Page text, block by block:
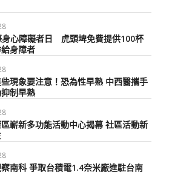
身心障礙者日 虎頭埤免費提供100杯
身障者
現象要注意！恐為性早熟 中西醫攜手
制早熟
嶄新多功能活動中心揭幕 社區活動新
南科 爭取台積電1.4奈米廠進駐台南